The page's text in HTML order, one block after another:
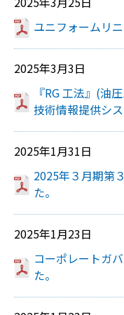
ユニフォームリ
2025年3月3日
『RG ⼯法』(油
技術情報提供シ
2025年1月31日
2025年３月期第
た。
2025年1月23日
コーポレートガ
た。